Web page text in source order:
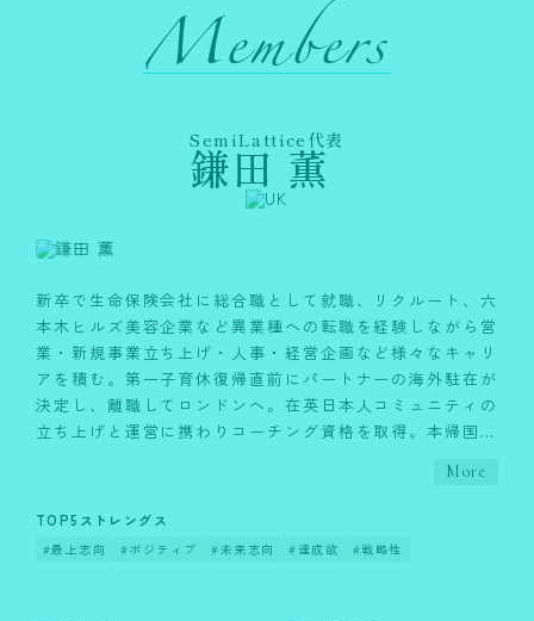
SemiLattice代表
鎌田 薫
新卒で生命保険会社に総合職として就職、リクルート、六
本木ヒルズ美容企業など異業種への転職を経験しながら営
業・新規事業立ち上げ・人事・経営企画など様々なキャリ
アを積む。第一子育休復帰直前にパートナーの海外駐在が
決定し、離職してロンドンへ。在英日本人コミュニティの
立ち上げと運営に携わりコーチング資格を取得。本帰国し
積んだ後、駐在員パートナー専門の人材紹介事業
『CAREER MARK』、「世界中・日本中、どこにいても夫
『Dual CareerAnywhere』を立ち上げた。2022年再びロン
More
TOP5ストレングス
#最上志向 #ポジティブ #未来志向 #達成欲 #戦略性